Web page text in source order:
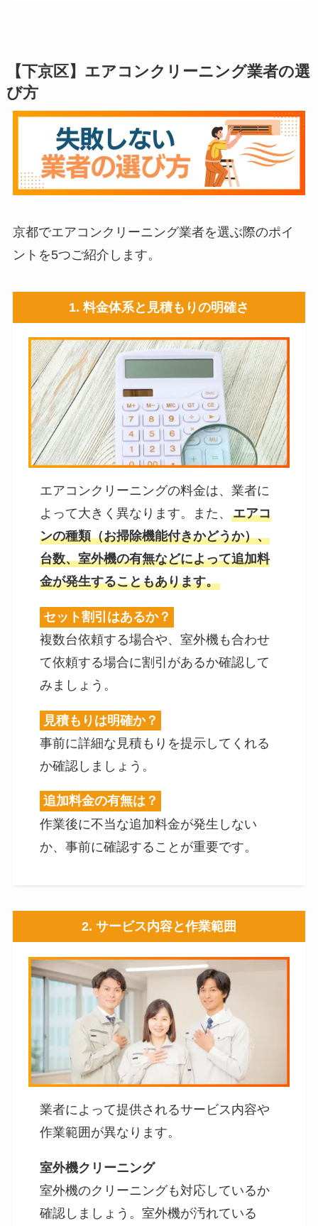
【下京区】エアコンクリーニング業者の選
び方
京都でエアコンクリーニング業者を選ぶ際のポイ
ントを5つご紹介します。
1. 料金体系と見積もりの明確さ
エアコンクリーニングの料金は、業者に
よって大きく異なります。また、エアコ
ンの種類（お掃除機能付きかどうか）、
台数、室外機の有無などによって追加料
金が発生することもあります。
セット割引はあるか？
複数台依頼する場合や、室外機も合わせ
て依頼する場合に割引があるか確認して
みましょう。
見積もりは明確か？
事前に詳細な見積もりを提示してくれる
か確認しましょう。
追加料金の有無は？
作業後に不当な追加料金が発生しない
か、事前に確認することが重要です。
2. サービス内容と作業範囲
業者によって提供されるサービス内容や
作業範囲が異なります。
室外機クリーニング
室外機のクリーニングも対応しているか
確認しましょう。室外機が汚れている